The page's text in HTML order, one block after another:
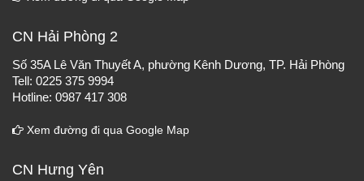
CN Hải Phòng 2
Số 35A Lê Văn Thuyết A, phường Kênh Dương, TP. Hải Phòng
Tell: 0225 375 9994
Hotline: 0987 417 308
Xem đường đi qua Google Map
CN Hưng Yên